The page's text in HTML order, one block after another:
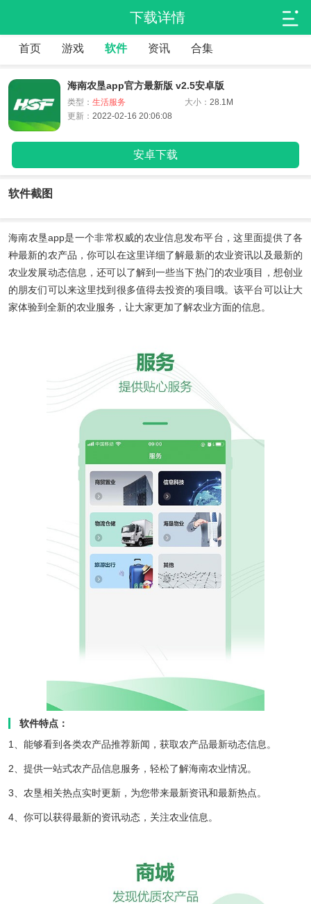
下载详情
首页 游戏 软件 资讯 合集
海南农垦app官方最新版 v2.5安卓版
类型： 生活服务 大小：28.1M
更新： 2022-02-16 20:06:08
安卓下载
软件截图
海南农垦app是一个非常权威的农业信息发布平台，这里面提供了各
种最新的农产品，你可以在这里详细了解最新的农业资讯以及最新的
农业发展动态信息，还可以了解到一些当下热门的农业项目，想创业
的朋友们可以来这里找到很多值得去投资的项目哦。该平台可以让大
家体验到全新的农业服务，让大家更加了解农业方面的信息。
软件特点：
1、能够看到各类农产品推荐新闻，获取农产品最新动态信息。
2、提供一站式农产品信息服务，轻松了解海南农业情况。
3、农垦相关热点实时更新，为您带来最新资讯和最新热点。
4、你可以获得最新的资讯动态，关注农业信息。